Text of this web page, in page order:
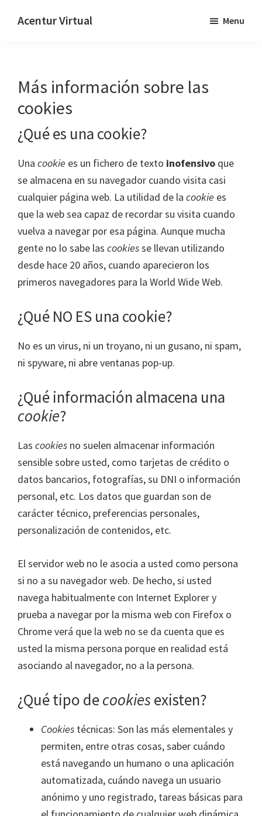
Acentur Virtual Menu
Más información sobre las
cookies
¿Qué es una cookie?
Una cookie es un fichero de texto inofensivo que
se almacena en su navegador cuando visita casi
cualquier página web. La utilidad de la cookie es
que la web sea capaz de recordar su visita cuando
vuelva a navegar por esa página. Aunque mucha
gente no lo sabe las cookiesse llevan utilizando
desde hace 20 años, cuando aparecieron los
primeros navegadores para la World Wide Web.
¿Qué NO ES una cookie?
No es un virus, ni un troyano, ni un gusano, ni spam,
ni spyware, ni abre ventanas pop-up.
¿Qué información almacena una
cookie?
Las cookies no suelen almacenar información
sensible sobre usted, como tarjetas de crédito o
datos bancarios, fotografías, su DNI o información
personal, etc. Los datos que guardan son de
carácter técnico, preferencias personales,
personalización de contenidos, etc.
El servidor web no le asocia a usted como persona
si no a su navegador web. De hecho, si usted
navega habitualmente con Internet Explorer y
prueba a navegar por la misma web con Firefox o
Chrome verá que la web no se da cuenta que es
usted la misma persona porque en realidad está
asociando al navegador, no a la persona.
¿Qué tipo decookies existen?
Cookies técnicas: Son las más elementales y
permiten, entre otras cosas, saber cuándo
está navegando un humano o una aplicación
automatizada, cuándo navega un usuario
anónimo y uno registrado, tareas básicas para